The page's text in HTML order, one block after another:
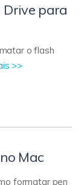
Drive para
o flash
>>
Mac
formatar pen